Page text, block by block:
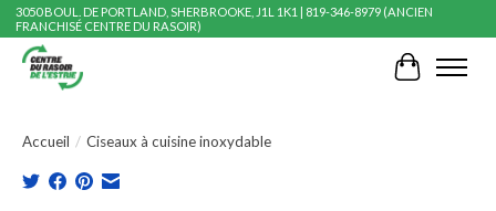
3050 BOUL. DE PORTLAND, SHERBROOKE, J1L 1K1 | 819-346-8979 (ANCIEN
FRANCHISÉ CENTRE DU RASOIR)
Panier
Accueil / Ciseaux à cuisine inoxydable